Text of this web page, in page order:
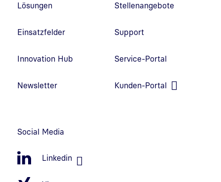
Lösungen
Einsatzfelder
Innovation Hub
Newsletter
Stellenangebote
Support
Service-Portal
Kunden-Portal
Social Media
Linkedin